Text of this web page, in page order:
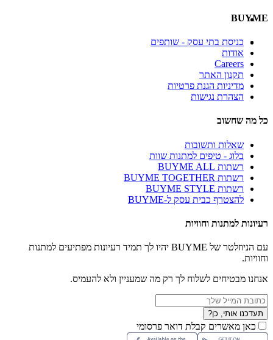
BUYME
כניסת בתי עסק - שותפים
אודות
Careers
תקנון האתר
מדיניות הגנת פרטיות
הצהרת נגישות
כל מה שחשוב
שאלות ותשובות
בלוג - טיפים למתנות שוות
רשתות BUYME ALL
רשתות BUYME TOGETHER
רשתות BUYME STYLE
להצטרף כבית עסק ל-BUYME
רעיונות למתנות וחוויות
עם הניוזלטר של BUYME יהיו לך תמיד רעיונות מפתיעים למתנות
וחוויות.
אנחנו מבטיחים לשלוח לך רק מה שמעניין ולא להעמיס.
תעדכנו אותי, כן?
כאן מאשרים קבלת דואר פרסומי